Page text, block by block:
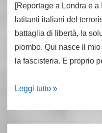
[Reportage a Londra e
latitanti italiani del
battaglia di libertà, la
piombo. Qui nasce il
la fascisteria. E proprio
Battaglia
Leggi tutto »